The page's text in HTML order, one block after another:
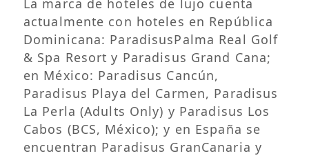
actualmente con hoteles en República
Dominicana: ParadisusPalma Real Golf
& Spa Resort y Paradisus Grand Cana;
en México: Paradisus Cancún,
Paradisus Playa del Carmen, Paradisus
La Perla (Adults Only) y Paradisus Los
Cabos (BCS, México); y en España se
encuentran Paradisus GranCanaria y